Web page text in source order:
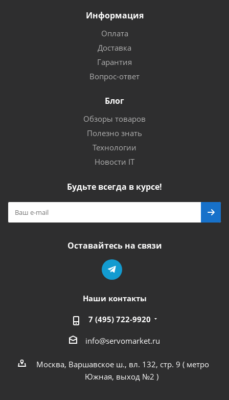
Информация
Оплата
Доставка
Гарантия
Вопрос-ответ
Блог
Обзоры товаров
Полезно знать
Технологии
Новости IT
Будьте всегда в курсе!
Оставайтесь на связи
Наши контакты
7 (495) 722-9920
info@servomarket.ru
Москва, Варшавское ш., вл. 132, стр. 9 ( метро
Южная, выход №2 )